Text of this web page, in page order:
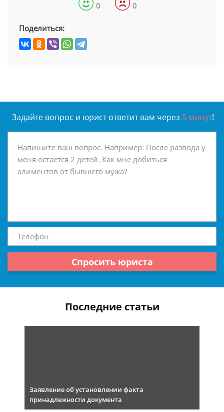
0 0
Поделиться:
Задайте вопрос и юрист ответит вам через 5 минут!
Спросить юриста
Последние статьи
Заявление об установлении факта
принадлежности документа